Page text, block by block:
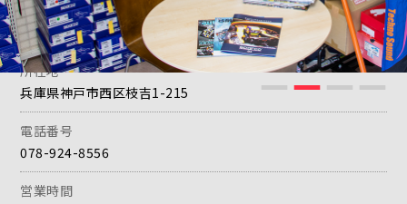
所在地
兵庫県神戸市西区枝吉1-215
電話番号
078-924-8556
営業時間